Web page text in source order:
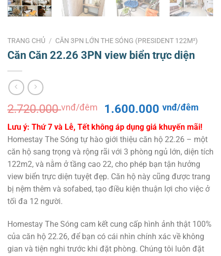
TRANG CHỦ / CĂN 3PN LỚN THE SÓNG (PRESIDENT 122M²)
Căn Căn 22.26 3PN view biển trực diện
2.720.000vnđ/đêm
Giá
gốc
là:
2.720.000 vnđ/
đêm.
1.600.000vnđ/đêm
hiện
tại
là:
Lưu ý: Thứ 7 và Lễ, Tết không áp dụng giá khuyến mãi!
Homestay The Sóng tự hào giới thiệu căn hộ 22.26 – một
căn hộ sang trọng và rộng rãi với 3 phòng ngủ lớn, diện tích
122m2, và nằm ở tầng cao 22, cho phép bạn tận hưởng
view biển trực diện tuyệt đẹp. Căn hộ này cũng được trang
bị nệm thêm và sofabed, tạo điều kiện thuận lợi cho việc ở
tối đa 12 người.
Homestay The Sóng cam kết cung cấp hình ảnh thật 100%
của căn hộ 22.26, để bạn có cái nhìn chính xác về không
gian và tiện nghi trước khi đặt phòng. Chúng tôi luôn đặt